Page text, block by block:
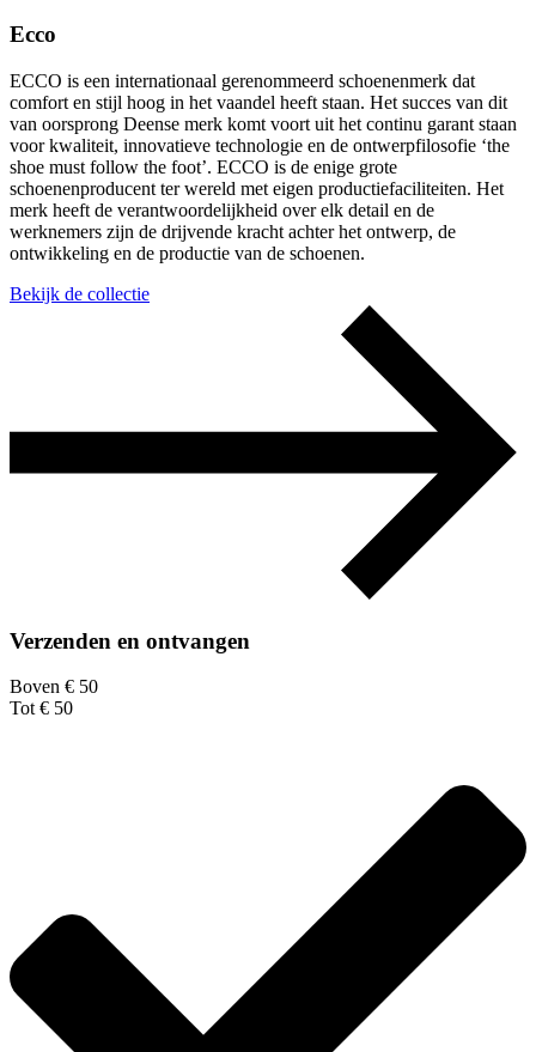
Ecco
ECCO is een internationaal gerenommeerd schoenenmerk dat
comfort en stijl hoog in het vaandel heeft staan. Het succes van dit
van oorsprong Deense merk komt voort uit het continu garant staan
voor kwaliteit, innovatieve technologie en de ontwerpfilosofie ‘the
shoe must follow the foot’. ECCO is de enige grote
schoenenproducent ter wereld met eigen productiefaciliteiten. Het
merk heeft de verantwoordelijkheid over elk detail en de
werknemers zijn de drijvende kracht achter het ontwerp, de
ontwikkeling en de productie van de schoenen.
Bekijk de collectie
Verzenden en ontvangen
Boven € 50
Tot € 50